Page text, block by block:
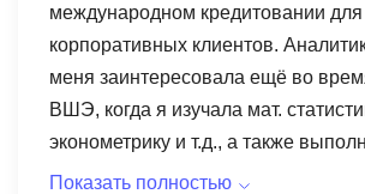
международном кредитовании
корпоративных клиентов.
меня заинтересовала ещё во
ВШЭ, когда я изучала мат.
эконометрику и т.д., а также
проекты на R. Поработав в
Показать полностью